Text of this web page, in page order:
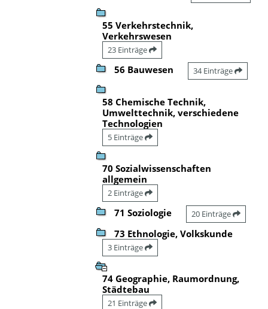
55 Verkehrstechnik,
Verkehrswesen
23 Einträge
56 Bauwesen 34 Einträge
58 Chemische Technik,
Umwelttechnik, verschiedene
Technologien
5 Einträge
70 Sozialwissenschaften
allgemein
2 Einträge
71 Soziologie 20 Einträge
73 Ethnologie, Volkskunde
3 Einträge
74 Geographie, Raumordnung,
Städtebau
21 Einträge